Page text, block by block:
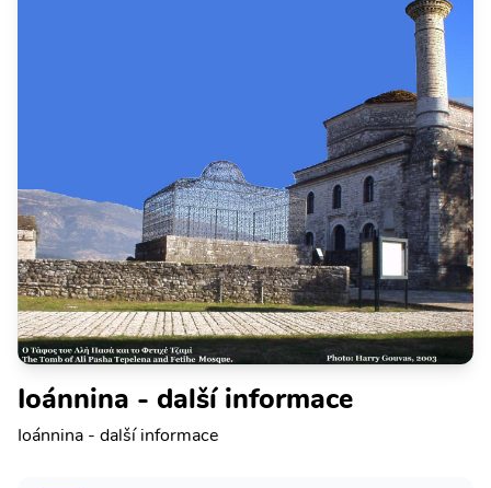
Ioánnina - další informace
Ioánnina - další informace